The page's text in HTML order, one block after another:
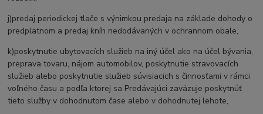
j)predaj periodickej tlače s výnimkou predaja na základe dohody o
predplatnom a predaj kníh nedodávaných v ochrannom obale,
k)poskytnutie ubytovacích služieb na iný účel ako na účel bývania,
preprava tovaru, nájom automobilov, poskytnutie stravovacích
služieb alebo poskytnutie služieb súvisiacich s činnosťami v rámci
voľného času a podľa ktorej sa Predávajúci zaväzuje poskytnúť
tieto služby v dohodnutom čase alebo v dohodnutej lehote,